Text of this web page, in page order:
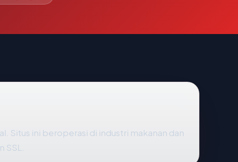
Situs ini beroperasi di industri makanan dan